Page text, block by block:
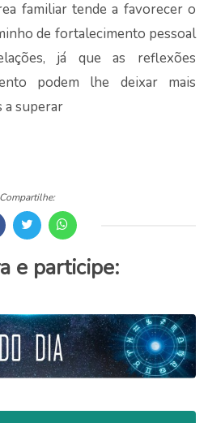
familiar tende a favorecer o
de fortalecimento pessoal
já que as reflexões
podem lhe deixar mais
a superar
Compartilhe:
e participe: